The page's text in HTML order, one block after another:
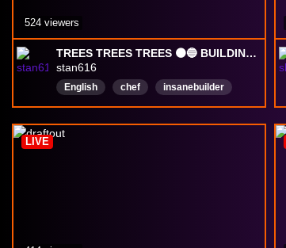
TREES TREES TREES 🟠🔵 BUILDING THE HIDDEN LEAF VILLAGE FROM NARUTO 🔵🟠 DAY 24 / 26.2 / !commands
stan616
English chef
insanebuilder
amazing
goodlooking
sofunny
Gifted
prodigy
smart
524 viewers
LIVE